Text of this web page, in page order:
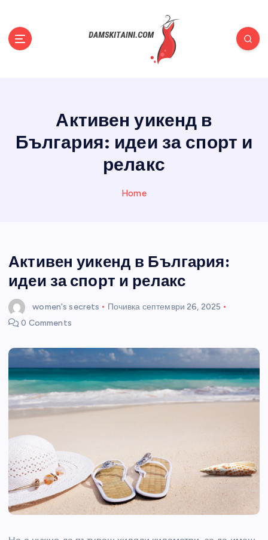
Активен уикенд в
България: идеи за спорт и
релакс
Home
Активен уикенд в България:
идеи за спорт и релакс
women's secrets Почивка септември 26, 2025
0 Comments